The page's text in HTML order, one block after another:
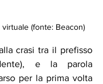
virtuale (fonte: Beacon)
crasi tra il prefisso
e la parola
per la prima volta